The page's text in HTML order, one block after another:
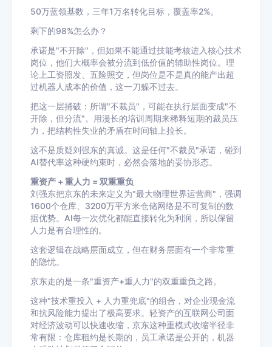
50万蓝领基数，三年1万名转化目标，覆盖率2%。
剩下的98%怎么办？
承诺是"不开除"，但如果不能通过技能考核进入核心技术
岗位，他们大概率会被分流到低价值的辅助性岗位。理
论上工资照发、五险照交，但岗位是不是真的能产出超
过机器人成本的价值，这一刀躲不过去。
把这一层捅破：所谓"不裁员"，可能在执行层面变成"不
开除，但分流"。用漫长的培训周期来稀释短期的裁员压
力，把结构性失业的矛盾在时间轴上拉长。
这不是质疑刘强东的真诚。这是任何"不裁员"承诺，碰到
AI替代率这种硬约束时，必然会落地的妥协形态。
重资产 + 重人力 = 双重重负
刘强东把京东的未来定义为"最大物理世界运营商"，强调
1600个仓库、3200万平方米仓储网络是不可复制的数
据优势。AI每一次优化都能直接转化为利润，所以保留
人力是有合理性的。
这套逻辑在战略层面成立，但在财务层面有一个非常重
的隐忧。
京东走的是一条"重资产+重人力"的双重重负之路。
这种"技术重投入 + 人力重兜底"的组合，对企业现金流
和抗风险能力提出了极高要求。轻资产的互联网公司面
对经济波动可以快速收缩，京东这种重模式收缩半径非
常有限：仓库租约是长期的，员工承诺是公开的，机器